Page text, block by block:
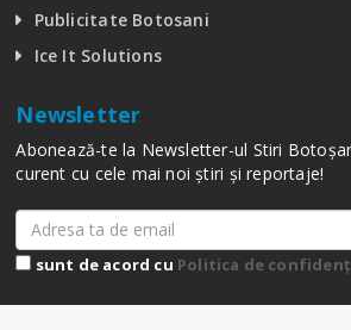
Publicitate Botosani
Ice It Solutions
Newsletter
Abonează-te la Newsletter-ul Stiri
curent cu cele mai noi știri și reportaje!
sunt de acord cu Politica de